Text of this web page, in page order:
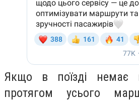
Якщо в поїзді немає
протягом усього